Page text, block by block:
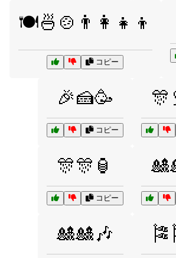
🍽️🍜🍲👨‍👩‍👧‍👦
コピー
🎉🍰🥳
コピー
🎊🎊🏮
コピー
🎎🎎🎶